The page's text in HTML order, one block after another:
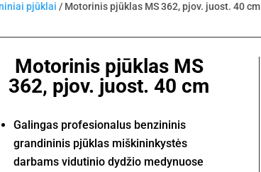
pjūklai / Motorinis pjūklas MS 362, pjov. juost. 40 cm
Motorinis pjūklas MS
362, pjov. juost. 40 cm
Galingas profesionalus benzininis
grandininis pjūklas miškininkystės
darbams vidutinio dydžio medynuose